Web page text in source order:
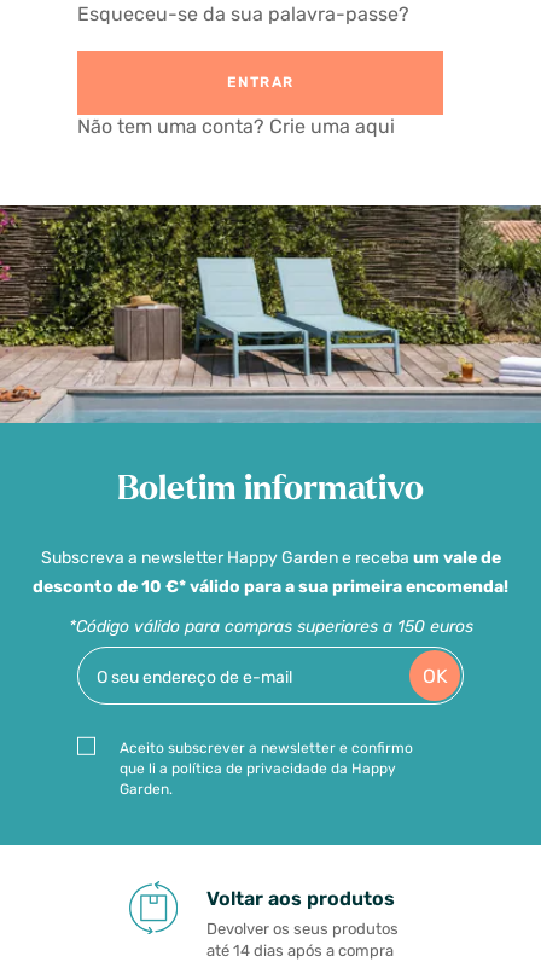
Esqueceu-se da sua palavra-passe?
ENTRAR
Não tem uma conta? Crie uma aqui
Boletim informativo
Subscreva a newsletter Happy Garden e receba um vale de
desconto de 10 €* válido para a sua primeira encomenda!
*Código válido para compras superiores a 150 euros
OK
Aceito subscrever a newsletter e confirmo
que li a política de privacidade da Happy
Garden.
Voltar aos produtos
Devolver os seus produtos
até 14 dias após a compra